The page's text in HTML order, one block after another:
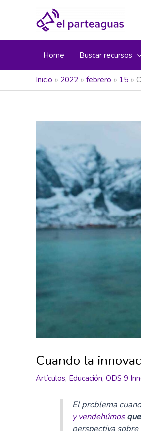
Home Buscar recursos
Inicio 2022 febrero 15
Cuando la
Artículos, Educación, ODS 9
El problema
y vendehúmosque
perspectiva